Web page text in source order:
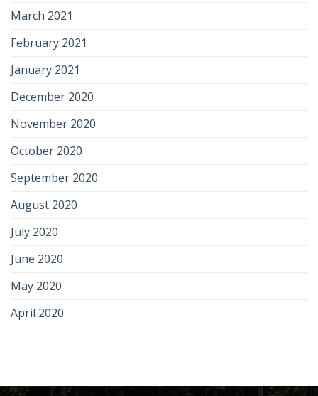
March 2021
February 2021
January 2021
December 2020
November 2020
October 2020
September 2020
August 2020
July 2020
June 2020
May 2020
April 2020